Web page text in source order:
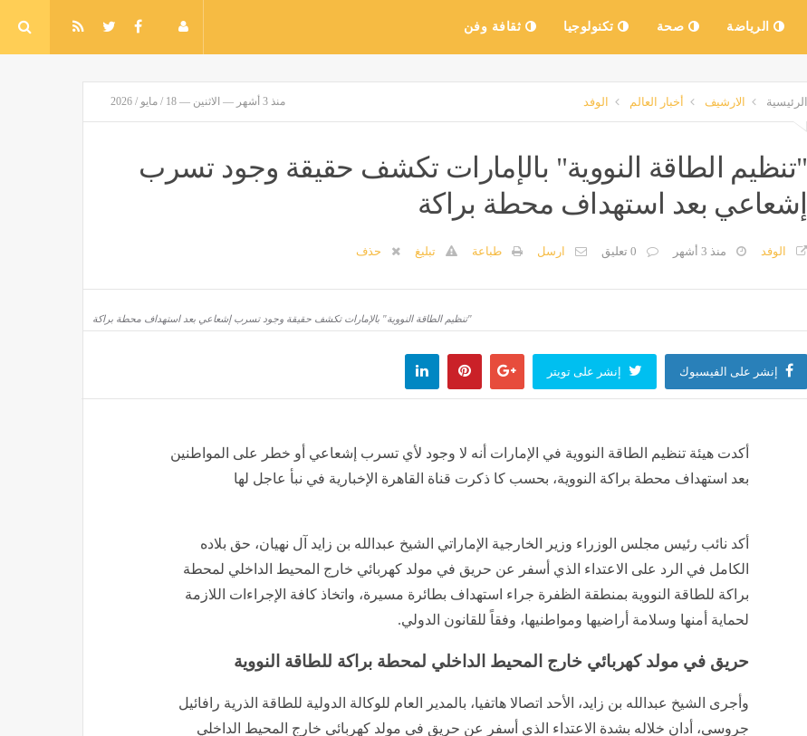
الرياضة صحة تكنولوجيا ثقافة وفن
الرئيسية الارشيف أخبار العالم الوفد منذ 3 أشهر — الاثنين — 18 / مايو / 2026
"تنظيم الطاقة النووية" بالإمارات تكشف حقيقة وجود تسرب
إشعاعي بعد استهداف محطة براكة
الوفد منذ 3 أشهر 0 تعليق ارسل طباعة تبليغ حذف
"تنظيم الطاقة النووية" بالإمارات تكشف حقيقة وجود تسرب إشعاعي بعد استهداف محطة براكة
إنشر على الفيسبوك إنشر على تويتر
أكدت هيئة تنظيم الطاقة النووية في الإمارات أنه لا وجود لأي تسرب إشعاعي أو خطر على المواطنين
بعد استهداف محطة براكة النووية، بحسب كا ذكرت قناة القاهرة الإخبارية في نبأ عاجل لها
أكد نائب رئيس مجلس الوزراء وزير الخارجية الإماراتي الشيخ عبدالله بن زايد آل نهيان، حق بلاده
الكامل في الرد على الاعتداء الذي أسفر عن حريق في مولد كهربائي خارج المحيط الداخلي لمحطة
براكة للطاقة النووية بمنطقة الظفرة جراء استهداف بطائرة مسيرة، واتخاذ كافة الإجراءات اللازمة
لحماية أمنها وسلامة أراضيها ومواطنيها، وفقاً للقانون الدولي.
حريق في مولد كهربائي خارج المحيط الداخلي لمحطة براكة للطاقة النووية
وأجرى الشيخ عبدالله بن زايد، الأحد اتصالا هاتفيا، بالمدير العام للوكالة الدولية للطاقة الذرية رافائيل
جروسي، أدان خلاله بشدة الاعتداء الذي أسفر عن حريق في مولد كهربائي خارج المحيط الداخلي